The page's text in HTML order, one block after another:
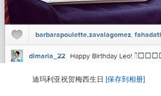
迪玛利亚祝贺梅西生日 [保存到相册]